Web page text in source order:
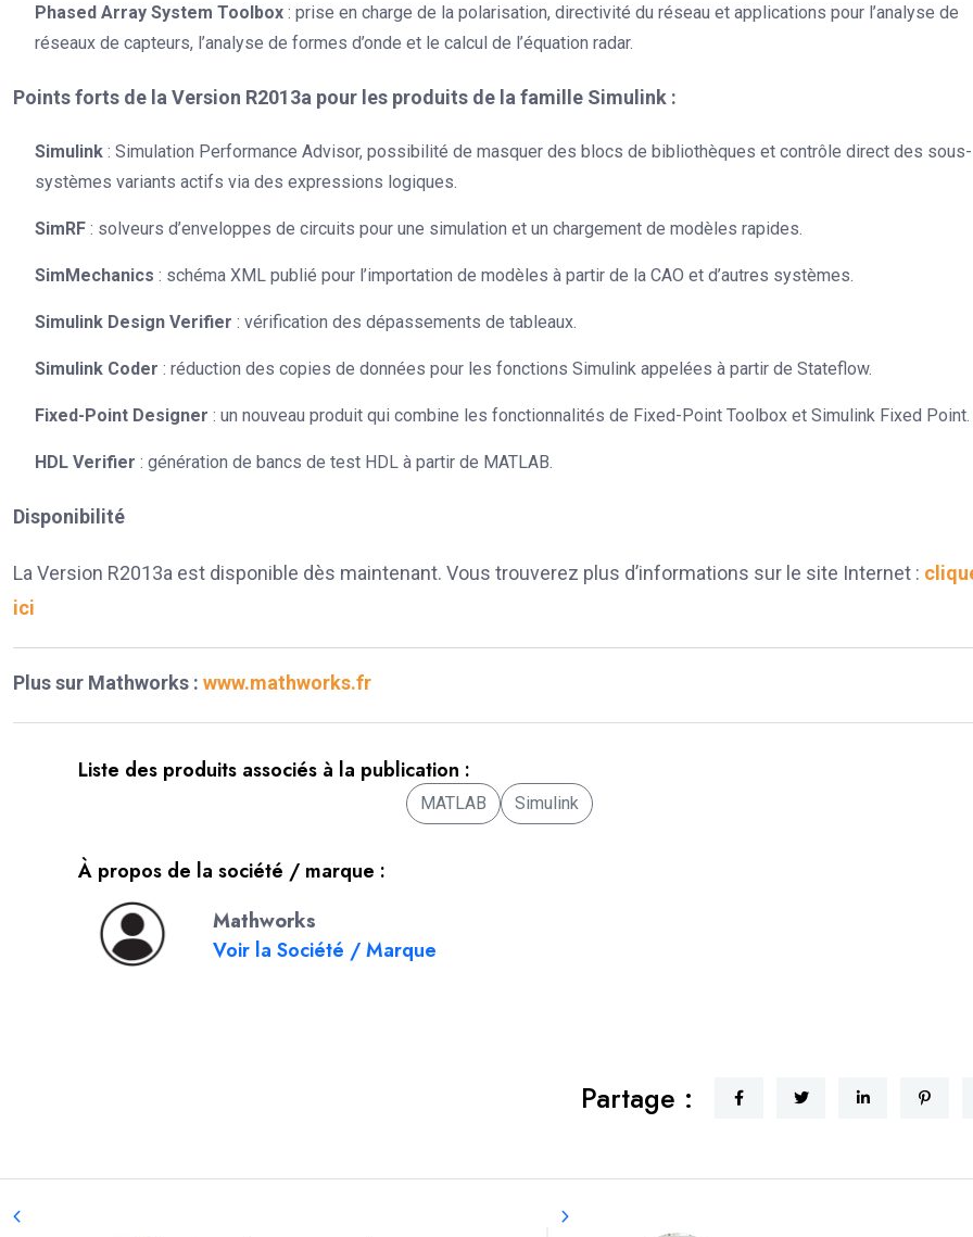
Phased Array System Toolbox : prise en charge de la polarisation, directivité du réseau et applications pour l’analyse de
réseaux de capteurs, l’analyse de formes d’onde et le calcul de l’équation radar.
Points forts de la Version R2013a pour les produits de la famille Simulink :
Simulink : Simulation Performance Advisor, possibilité de masquer des blocs de bibliothèques et contrôle direct des sous-
systèmes variants actifs via des expressions logiques.
SimRF : solveurs d’enveloppes de circuits pour une simulation et un chargement de modèles rapides.
SimMechanics : schéma XML publié pour l’importation de modèles à partir de la CAO et d’autres systèmes.
Simulink Design Verifier : vérification des dépassements de tableaux.
Simulink Coder : réduction des copies de données pour les fonctions Simulink appelées à partir de Stateflow.
Fixed-Point Designer : un nouveau produit qui combine les fonctionnalités de Fixed-Point Toolbox et Simulink Fixed Point.
HDL Verifier : génération de bancs de test HDL à partir de MATLAB.
Disponibilité
La Version R2013a est disponible dès maintenant. Vous trouverez plus d’informations sur le site Internet :
ici
Plus sur Mathworks : www.mathworks.fr
Liste des produits associés à la publication :
MATLAB Simulink
À propos de la société / marque :
Mathworks
Voir la Société / Marque
Partage :